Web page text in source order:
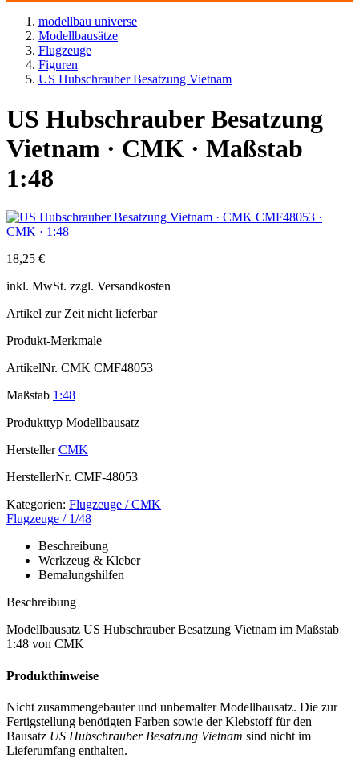
modellbau universe
Modellbausätze
Flugzeuge
Figuren
US Hubschrauber Besatzung Vietnam
US Hubschrauber Besatzung
Vietnam · CMK · Maßstab
1:48
18,25 €
inkl. MwSt. zzgl. Versandkosten
Artikel zur Zeit nicht lieferbar
Produkt-Merkmale
ArtikelNr. CMK CMF48053
Maßstab 1:48
Produkttyp Modellbausatz
Hersteller CMK
HerstellerNr. CMF-48053
Kategorien: Flugzeuge / CMK
Flugzeuge / 1/48
Beschreibung
Werkzeug & Kleber
Bemalungshilfen
Beschreibung
Modellbausatz US Hubschrauber Besatzung Vietnam im Maßstab
1:48 von CMK
Produkthinweise
Nicht zusammengebauter und unbemalter Modellbausatz. Die zur
Fertigstellung benötigten Farben sowie der Klebstoff für den
Bausatz US Hubschrauber Besatzung Vietnam sind nicht im
Lieferumfang enthalten.